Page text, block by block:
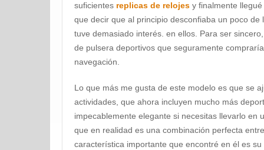
suficientes replicas de relojes y finalmente
que decir que al principio desconfiaba un poco
tuve demasiado interés. en ellos. Para ser
de pulsera deportivos que seguramente
navegación.
Lo que más me gusta de este modelo es que se
actividades, que ahora incluyen mucho más
impecablemente elegante si necesitas llevarlo en
que en realidad es una combinación perfecta
característica importante que encontré en él es